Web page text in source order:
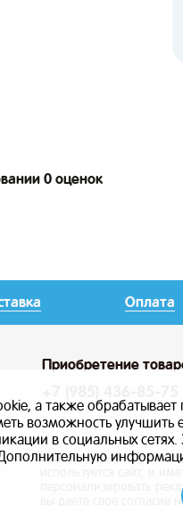
0 оценок
Оплата
Приобретение
Сайт использует файлы
используется сайт, и
персонализировать
вы даете свое
а также
возможность
в социальных